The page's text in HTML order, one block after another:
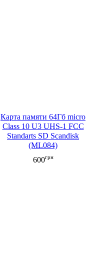
Карта памяти 64Гб micro
Class 10 U3 UHS-1 FCC
Standarts SD Scandisk
(ML084)
600грн